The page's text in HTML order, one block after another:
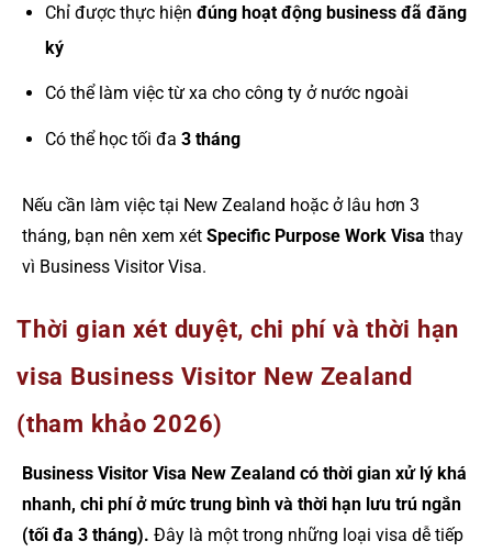
Chỉ được thực hiện đúng hoạt động business đã đăng
ký
Có thể làm việc từ xa cho công ty ở nước ngoài
Có thể học tối đa 3 tháng
Nếu cần làm việc tại New Zealand hoặc ở lâu hơn 3
tháng, bạn nên xem xét Specific Purpose Work Visa thay
vì Business Visitor Visa.
Thời gian xét duyệt, chi phí và thời hạn
visa Business Visitor New Zealand
(tham khảo 2026)
Business Visitor Visa New Zealand có thời gian xử lý khá
nhanh, chi phí ở mức trung bình và thời hạn lưu trú ngắn
(tối đa 3 tháng). Đây là một trong những loại visa dễ tiếp